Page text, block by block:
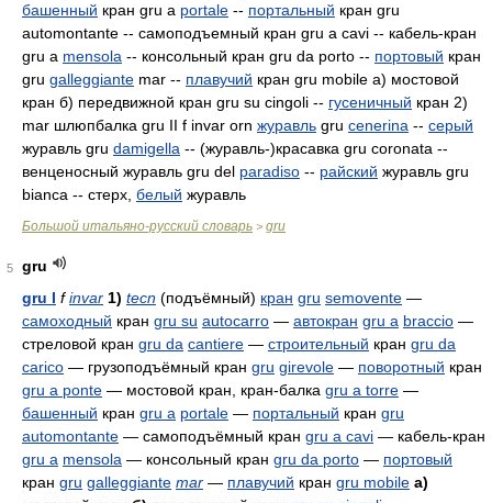
башенный кран gru a portale -- портальный кран gru
automontante -- самоподъемный кран gru a cavi -- кабель-кран
gru a mensola -- консольный кран gru da porto -- портовый кран
gru galleggiante mar -- плавучий кран gru mobile а) мостовой
кран б) передвижной кран gru su cingoli -- гусеничный кран 2)
mar шлюпбалка gru II f invar orn журавль gru cenerina -- серый
журавль gru damigella -- (журавль-)красавка gru coronata --
венценосный журавль gru del paradiso -- райский журавль gru
bianca -- стерх, белый журавль
Большой итальяно-русский словарь > gru
5
gru
gru I f invar 1) tecn (подъёмный) кран gru semovente —
самоходный кран gru su autocarro — автокран gru a braccio —
стреловой кран gru da cantiere — строительный кран gru da
carico — грузоподъёмный кран gru girevole — поворотный кран
gru a ponte — мостовой кран, кран-балка gru a torre —
башенный кран gru a portale — портальный кран gru
automontante — самоподъёмный кран gru a cavi — кабель-кран
gru a mensola — консольный кран gru da porto — портовый
кран gru galleggiante mar — плавучий кран gru mobile а)